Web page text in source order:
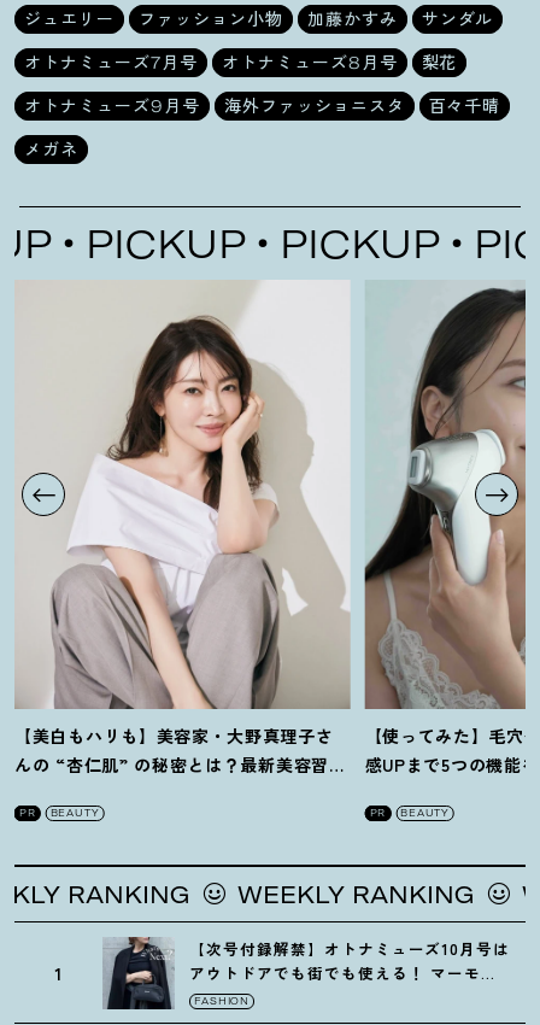
ジュエリー ファッション小物 加藤かすみ
サンダル
オトナミューズ7月号
オトナミューズ8月号
梨花
オトナミューズ9月号
海外ファッショニスタ
百々千晴
メガネ
PICKUP PICKUP
【美白もハリも】美容家・大野真理子さ
んの “杏仁肌” の秘密とは ？ 最新美容習慣
PR BEAUTY
【使ってみた】毛穴
感UPまで5つの機能
PR BEAUTY
RANKING WEEKLY RANKING
1
【次号付録解禁】オトナミューズ10月号は
アウトドアでも街でも使える ！ マーモッ
トの黒ショルダー
FASHION